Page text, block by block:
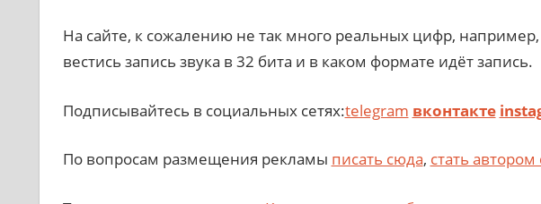
На сайте, к сожалению не так много реальных цифр,
вестись запись звука в 32 бита и в каком формате идёт запись.
Подписывайтесь в социальных сетях:telegram вконтакте
По вопросам размещения рекламы писать сюда, стать